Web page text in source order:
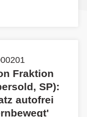
Fraktion
SP):
autofrei